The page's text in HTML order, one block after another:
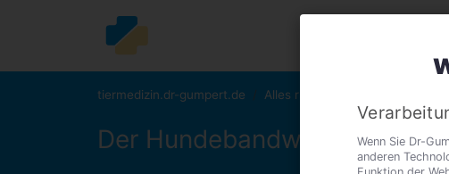
tiermedizin.dr-gumpert.de Alles rund um den Hund
Der Hundebandwurm
Wenn Sie Dr-
anderen